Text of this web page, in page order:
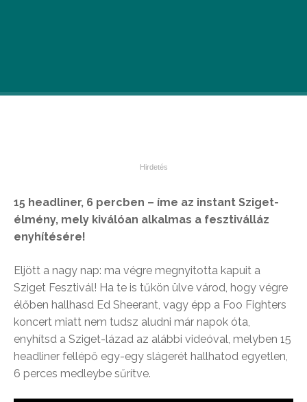
15 headliner, 6 percben – íme az instant Sziget-
élmény, mely kiválóan alkalmas a fesztiválláz
enyhítésére!
Eljött a nagy nap: ma végre megnyitotta kapuit a
Sziget Fesztivál! Ha te is tűkön ülve várod, hogy végre
élőben hallhasd Ed Sheerant, vagy épp a Foo Fighters
koncert miatt nem tudsz aludni már napok óta,
enyhítsd a Sziget-lázad az alábbi videóval, melyben 15
headliner fellépő egy-egy slágerét hallhatod egyetlen,
6 perces medleybe sűrítve.